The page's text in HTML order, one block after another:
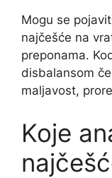
Mogu se
najčešće na
preponama.
disbalansom
maljavost,
Koje